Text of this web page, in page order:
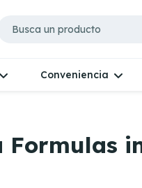
Conveniencia
Formulas